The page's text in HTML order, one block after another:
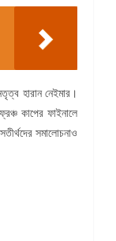
হারান নেইমার।
কাপের ফাইনালে
সমালোচনাও